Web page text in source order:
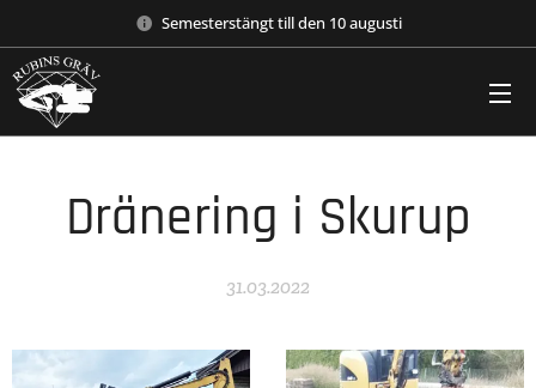
Semesterstängt till den 10 augusti
Dränering i Skurup
31.03.2022